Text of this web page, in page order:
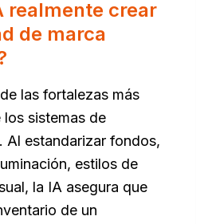
realmente crear
de marca
las fortalezas más
sistemas de
Al estandarizar fondos,
estilos de
la IA asegura que
de un